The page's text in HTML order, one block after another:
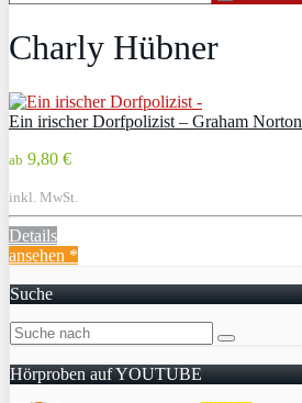
Charly Hübner
Ein irischer Dorfpolizist – Graham Norton
ab 9,80 €
inkl. MwSt.
Details
ansehen *
Suche
Hörproben auf YOUTUBE